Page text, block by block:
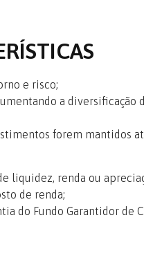
e risco;
a diversificação
forem mantidos
liquidez, renda ou
de renda;
do Fundo Garantidor de